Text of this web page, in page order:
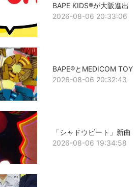
BAPE KIDS®が大阪進出
2026-08-06 20:33:06
BAPE®とMEDICOM TOY
2026-08-06 20:32:43
「シャドウビート」新曲
2026-08-06 19:34:58